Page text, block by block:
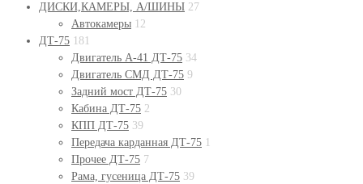
ДИСКИ,КАМЕРЫ, А/ШИНЫ 27
Автокамеры 12
ДТ-75 181
Двигатель А-41 ДТ-75 34
Двигатель СМД ДТ-75 9
Задний мост ДТ-75 30
Кабина ДТ-75 2
КПП ДТ-75 39
Передача карданная ДТ-75 1
Прочее ДТ-75 7
Рама, гусеница ДТ-75 39